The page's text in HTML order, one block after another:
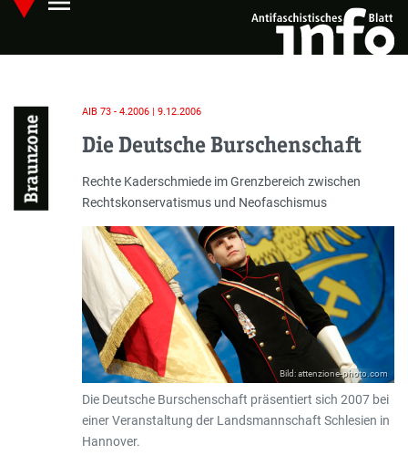
Skip
main
Hauptmenü öffnen
Braunzone
AIB 73 - 4.2006 | 9.12.2006
Die Deutsche Burschenschaft
Einleitung
Rechte Kaderschmiede im Grenzbereich zwischen
Rechtskonservatismus und Neofaschismus
Bild: attenzione-photo.com
Die Deutsche Burschenschaft präsentiert sich 2007 bei
einer Veranstaltung der Landsmannschaft Schlesien in
Hannover.